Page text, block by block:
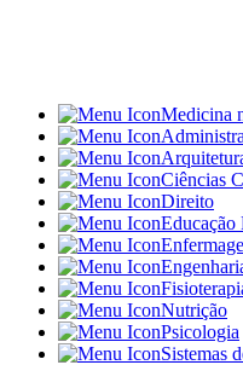
Medicina
Ciências
Direito
Educação
Nutrição
Psicologia
Sistemas